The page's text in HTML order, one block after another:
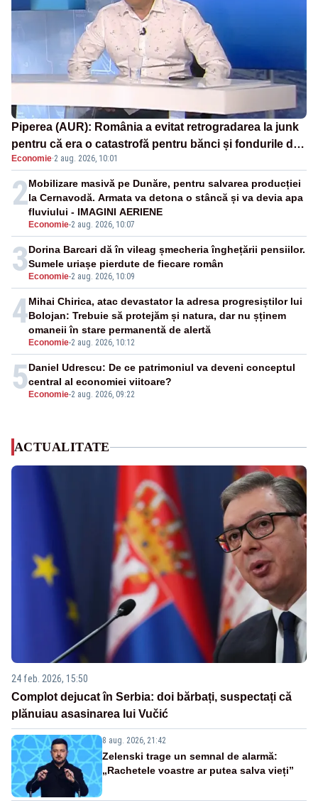
Piperea (AUR): România a evitat retrogradarea la junk
pentru că era o catastrofă pentru bănci și fondurile de
pensii
Economie·2 aug. 2026, 10:01
2
Economie-2 aug. 2026, 10:07
Mobilizare masivă pe Dunăre, pentru salvarea producției
la Cernavodă. Armata va detona o stâncă și va devia apa
fluviului - IMAGINI AERIENE
3 Economie-2 aug. 2026, 10:09
Dorina Barcari dă în vileag șmecheria înghețării pensiilor.
Sumele uriașe pierdute de fiecare român
4
Economie-2 aug. 2026, 10:12
Mihai Chirica, atac devastator la adresa progresiștilor lui
Bolojan: Trebuie să protejăm și natura, dar nu șținem
omaneii în stare permanentă de alertă
5 Economie-2 aug. 2026, 09:22
Daniel Udrescu: De ce patrimoniul va deveni conceptul
central al economiei viitoare?
ACTUALITATE
24 feb. 2026, 15:50
Complot dejucat în Serbia: doi bărbați, suspectați că
plănuiau asasinarea lui Vučić
8 aug. 2026, 21:42
Zelenski trage un semnal de alarmă:
„Rachetele voastre ar putea salva vieți”